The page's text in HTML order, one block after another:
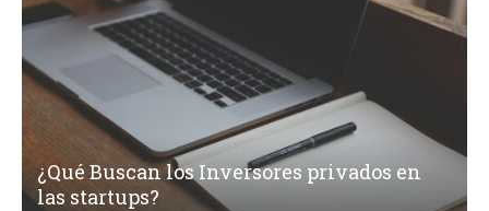
¿Qué Buscan los Inversores privados en
las startups?